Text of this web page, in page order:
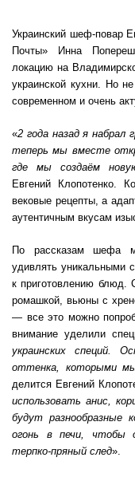
Украинский шеф-повар
Почты» Инна
локацию на
украинской кухни. Но
современном и очень
«2 года назад я набрал
теперь мы вместе
где мы создаём
Евгений Клопотенко.
вековые рецепты, а
аутентичным вкусам
По рассказам шефа
удивлять уникальными
к приготовлению блюд.
ромашкой, вьюны с
— все это можно
внимание уделили
украинских специй.
оттенка, которыми
делится Евгений
использовать анис,
будут разнообразные
огонь в печи, чтобы
терпко-пряный след».